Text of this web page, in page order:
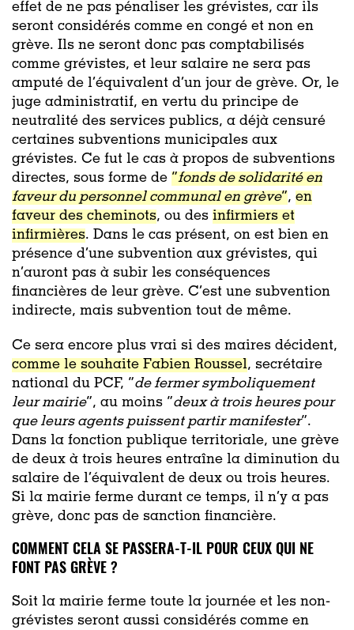
effet de ne pas pénaliser les grévistes, car ils
seront considérés comme en congé et non en
grève. Ils ne seront donc pas comptabilisés
comme grévistes, et leur salaire ne sera pas
amputé de l’équivalent d’un jour de grève. Or, le
juge administratif, en vertu du principe de
neutralité des services publics, a déjà censuré
certaines subventions municipales aux
grévistes. Ce fut le cas à propos de subventions
directes, sous forme de “fonds de solidarité en
faveur du personnel communal en grève”, en
faveur des cheminots, ou des infirmiers et
infirmières. Dans le cas présent, on est bien en
présence d’une subvention aux grévistes, qui
n’auront pas à subir les conséquences
financières de leur grève. C’est une subvention
indirecte, mais subvention tout de même.
Ce sera encore plus vrai si des maires décident,
comme le souhaite Fabien Roussel, secrétaire
national du PCF, “de fermer symboliquement
leur mairie”, au moins “deux à trois heures pour
que leurs agents puissent partir manifester”.
Dans la fonction publique territoriale, une grève
de deux à trois heures entraîne la diminution du
salaire de l’équivalent de deux ou trois heures.
Si la mairie ferme durant ce temps, il n’y a pas
grève, donc pas de sanction financière.
COMMENT CELA SE PASSERA-T-IL POUR CEUX QUI NE
FONT PAS GRÈVE ?
Soit la mairie ferme toute la journée et les non-
grévistes seront aussi considérés comme en